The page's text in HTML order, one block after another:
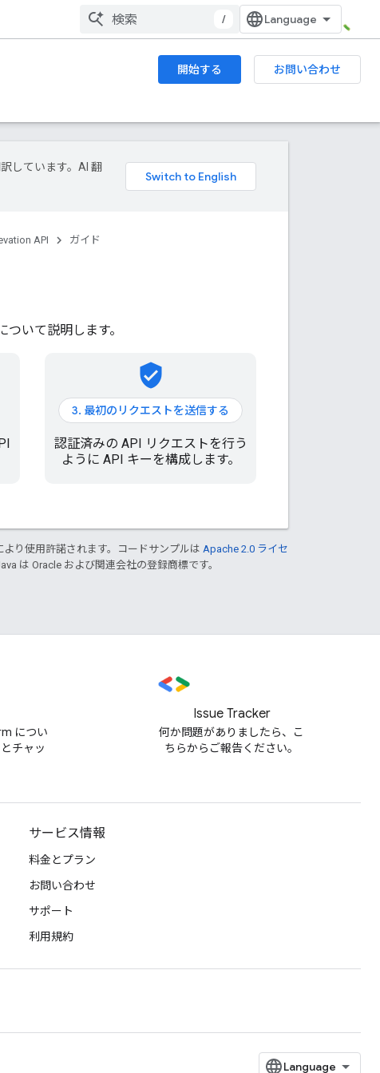
/
開始する
お問い合わせ
しています。AI 翻
API ガイド
いて説明します。
verified_user
3. 最初のリクエストを送信する
認証済みの API リクエストを行う
ように API キーを構成します。
より使用許諾されます。コードサンプルは Apache 2.0 ライセ
は Oracle および関連会社の登録商標です。
につい
チャッ
Issue Tracker
何か問題がありましたら、こ
ちらからご報告ください。
サービス情報
料金とプラン
お問い合わせ
サポート
利用規約